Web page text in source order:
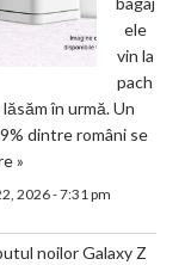
ele
vin la
pach
în urmă. Un
dintre români se
»
2026 - 7:31 pm
noilor Galaxy Z